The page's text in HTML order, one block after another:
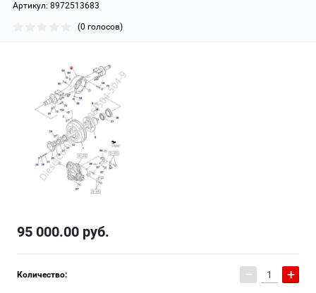
Артикул: 8972513683
(0 голосов)
95 000.00 руб.
Количество: − +